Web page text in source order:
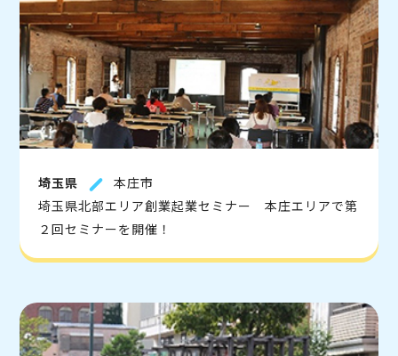
埼玉県
本庄市
埼玉県北部エリア創業起業セミナー 本庄エリアで第
２回セミナーを開催！